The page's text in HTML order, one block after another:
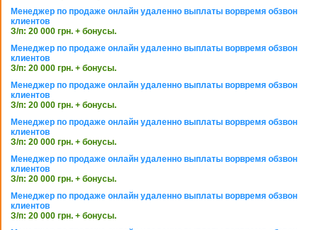
Менеджер по продаже онлайн удаленно выплаты ворвремя обзвон
клиентов
З/п: 20 000 грн. + бонусы.
Менеджер по продаже онлайн удаленно выплаты ворвремя обзвон
клиентов
З/п: 20 000 грн. + бонусы.
Менеджер по продаже онлайн удаленно выплаты ворвремя обзвон
клиентов
З/п: 20 000 грн. + бонусы.
Менеджер по продаже онлайн удаленно выплаты ворвремя обзвон
клиентов
З/п: 20 000 грн. + бонусы.
Менеджер по продаже онлайн удаленно выплаты ворвремя обзвон
клиентов
З/п: 20 000 грн. + бонусы.
Менеджер по продаже онлайн удаленно выплаты ворвремя обзвон
клиентов
З/п: 20 000 грн. + бонусы.